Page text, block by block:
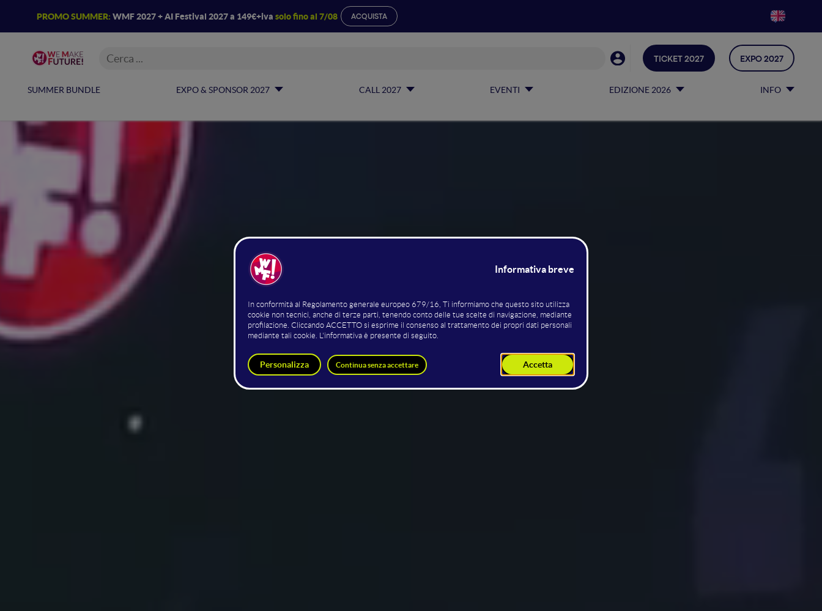
PROMO SUMMER: WMF 2027 + AI Festival 2027 a 149€+iva solo fino al 7/08 ACQUISTA
SUMMER BUNDLE EXPO & SPONSOR 2027 CALL 2027 EVENTI EDIZIONE 2026 INFO
TICKET 2027 EXPO 2027